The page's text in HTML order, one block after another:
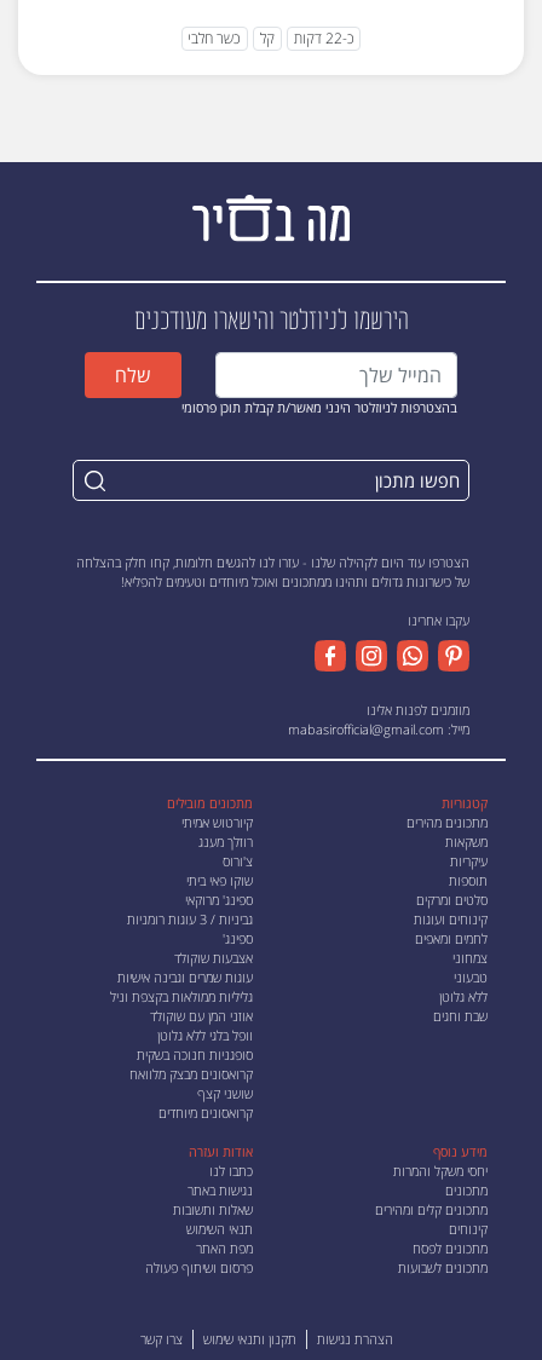
כ-22 דקות קל כשר חלבי
הירשמו לניוזלטרוהישארו מעודכנים
בהצטרפות לניוזלטר הינני מאשר/ת קבלת תוכן פרסומי
שלח
הצטרפו עוד היום לקהילה שלנו - עזרו לנו להגשים חלומות, קחו חלק בהצלחה
של כישרונות גדולים ותהינו ממתכונים ואוכל מיוחדים וטעימים להפליא!
עקבו אחרינו
מוזמנים לפנות אלינו
מייל: mabasirofficial@gmail.com
קטגוריות
מתכונים מהירים
משקאות
עיקריות
תוספות
סלטים ומרקים
קינוחים ועוגות
לחמים ומאפים
צמחוני
טבעוני
ללא גלוטן
שבת וחגים
מתכונים מובילים
קיורטוש אמיתי
רוזלך מענג
צ'ורוס
שוקו פאי ביתי
ספינג' מרוקאי
גביניות / 3 עוגות רומניות
ספינג'
אצבעות שוקולד
עוגות שמרים וגבינה אישיות
גליליות ממולאות בקצפת וניל
אוזני המן עם שוקולד
וופל בלגי ללא גלוטן
סופגניות חנוכה בשקית
קרואסונים מבצק מלוואח
שושני קצף
קרואסונים מיוחדים
מידע נוסף
יחסי משקל והמרות
מתכונים
מתכונים קלים ומהירים
קינוחים
מתכונים לפסח
מתכונים לשבועות
אודות ועזרה
כתבו לנו
נגישות באתר
שאלות ותשובות
תנאי השימוש
מפת האתר
פרסום ושיתוף פעולה
הצהרת נגישות תקנון ותנאי שימוש
צרו קשר